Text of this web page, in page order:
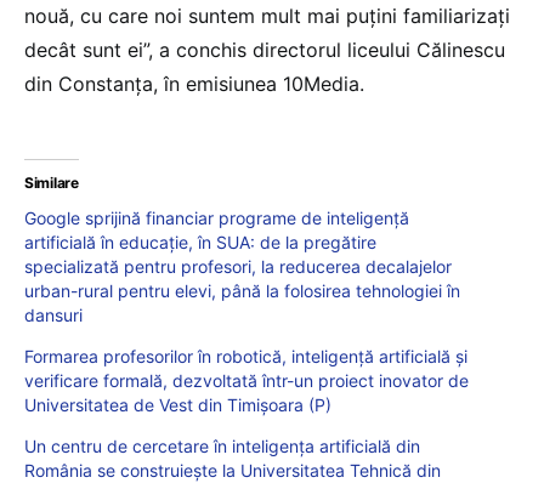
nouă, cu care noi suntem mult mai puțini familiarizați
decât sunt ei”, a conchis directorul liceului Călinescu
din Constanța, în emisiunea 10Media.
Similare
Google sprijină financiar programe de inteligență
artificială în educație, în SUA: de la pregătire
specializată pentru profesori, la reducerea decalajelor
urban-rural pentru elevi, până la folosirea tehnologiei în
dansuri
Formarea profesorilor în robotică, inteligență artificială și
verificare formală, dezvoltată într-un proiect inovator de
Universitatea de Vest din Timișoara (P)
Un centru de cercetare în inteligenţa artificială din
România se construieşte la Universitatea Tehnică din